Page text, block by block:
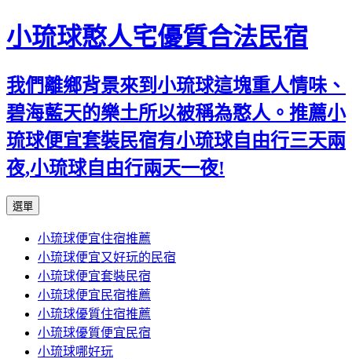
小琉球憨人宅優質合法民宿
我們離鄉背景來到小琉球這塊重人情味、
碧海藍天的樂土所以被稱為憨人。推薦小
琉球便宜套裝民宿有小琉球自由行三天兩
夜,小琉球自由行兩天一夜!
選單
主
要
內
容
小琉球便宜住宿推薦
小琉球便宜又好玩的民宿
小琉球便宜套裝民宿
小琉球便宜民宿推薦
小琉球優質住宿推薦
小琉球優質便宜民宿
小琉球哪好玩